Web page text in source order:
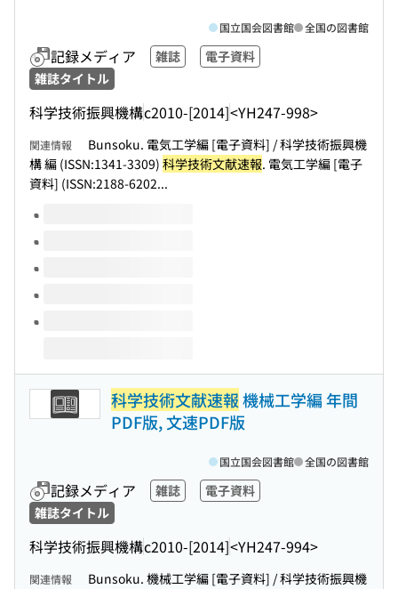
記録メディア 雑誌
電子資料
雑誌タイトル
科学技術振興機構c2010-[2014]<YH247-998>
国立国会図書館 全国の図書館
関連情報
Bunsoku. 電気工学編 [電子資料] / 科学技術振興機
構 編 (ISSN:1341-3309) 科学技術文献速報. 電気工学編 [電子
資料] (ISSN:2188-6202...
このタイトルの巻号
科学技術文献速報機械工学編 年間
PDF版, 文速PDF版
記録メディア 雑誌
電子資料
雑誌タイトル
科学技術振興機構c2010-[2014]<YH247-994>
国立国会図書館 全国の図書館
関連情報 Bunsoku. 機械工学編 [電子資料] / 科学技術振興機